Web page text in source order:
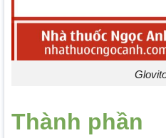
Thành phần